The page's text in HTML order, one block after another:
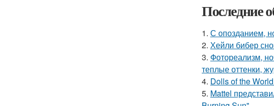
Последние
1. С опозданием,
2. Хейли бибер
3. Фотореализм,
теплые оттенки,
4. Dolls of the
5. Mattel